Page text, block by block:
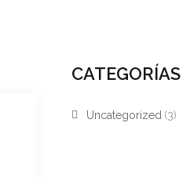
CATEGORÍAS
Uncategorized (3)